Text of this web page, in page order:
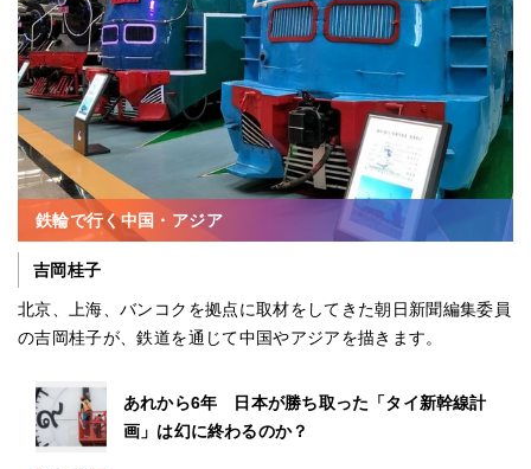
鉄輪で行く中国・アジア
吉岡桂子
北京、上海、バンコクを拠点に取材をしてきた朝日新聞編集委員
の吉岡桂子が、鉄道を通じて中国やアジアを描きます。
あれから6年 日本が勝ち取った「タイ新幹線計
画」は幻に終わるのか？